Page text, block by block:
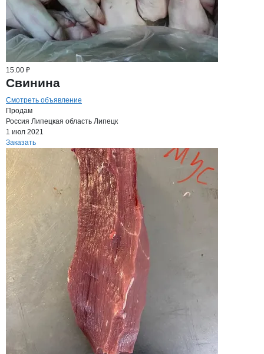
15.00 ₽
Свинина
Смотреть объявление
Продам
Россия Липецкая область Липецк
1 июл 2021
Заказать